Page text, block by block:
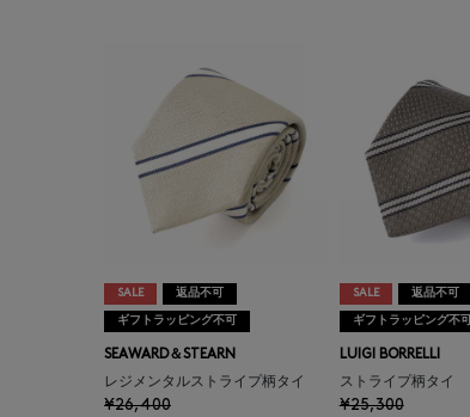
SALE 返品不可
ギフトラッピング不可
SEAWARD＆STEARN
レジメンタルストライプ柄タイ
¥26,400
SALE 返品不可
ギフトラッピング不可
LUIGI BORRELLI
ストライプ柄タイ
¥25,300